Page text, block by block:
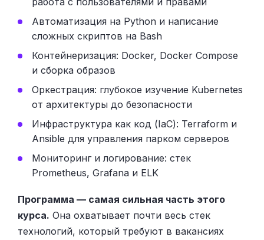
Автоматизация на Python и написание
сложных скриптов на Bash
Контейнеризация: Docker, Docker Compose
и сборка образов
Оркестрация: глубокое изучение Kubernetes
от архитектуры до безопасности
Инфраструктура как код (IaC): Terraform и
Ansible для управления парком серверов
Мониторинг и логирование: стек
Prometheus, Grafana и ELK
Программа — самая сильная часть этого
курса. Она охватывает почти весь стек
технологий, который требуют в вакансиях